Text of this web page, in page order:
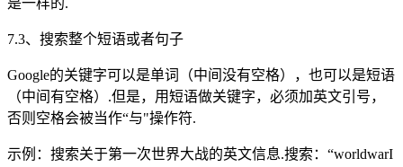
是一样的.
7.3、搜索整个短语或者句子
Google的关键字可以是单词（中间没有空格），也可以是短语
（中间有空格）.但是，用短语做关键字，必须加英文引号，
否则空格会被当作“与"操作符.
示例：搜索关于第一次世界大战的英文信息.搜索：“worldwarI